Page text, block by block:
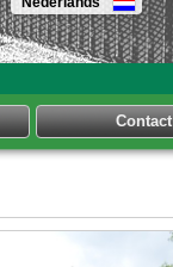
Contact